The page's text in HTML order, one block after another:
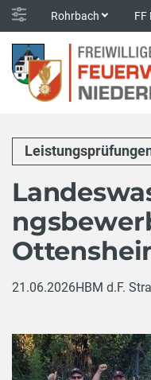
Rohrbach FF
21.06.2026HBM d.F.